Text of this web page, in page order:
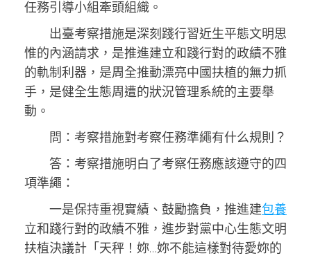
任務引導小組牽頭組織。
出臺考察措施是深刻踐行習近生平態文明思
惟的內涵請求，是推進建立和踐行對的政績不雅
的軌制利器，是周全推動漂亮中國扶植的無力抓
手，是健全生態周遭的狀況管理系統的主要舉
動。
問：考察措施對考察任務準繩有什么規則？
答：考察措施明白了考察任務應該遵守的四
項準繩：
一是保持重視實績、鼓勵擔負，推進建包養
立和踐行對的政績不雅，進步對黨中心生態文明
扶植決議計「天秤！妳…妳不能這樣對待愛妳的